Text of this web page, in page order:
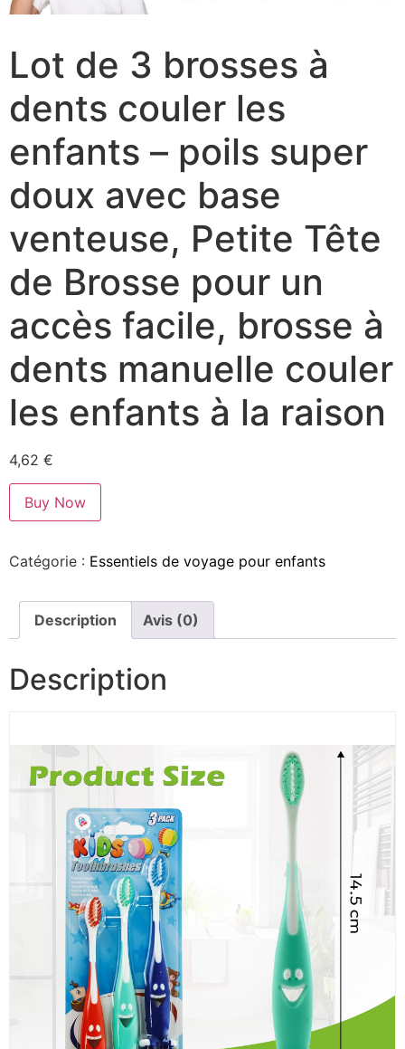
Lot de 3 brosses à
dents couler les
enfants – poils super
doux avec base
venteuse, Petite Tête
de Brosse pour un
accès facile, brosse à
dents manuelle couler
les enfants à la raison
4,62 €
Buy Now
Catégorie : Essentiels de voyage pour enfants
Description Avis (0)
Description